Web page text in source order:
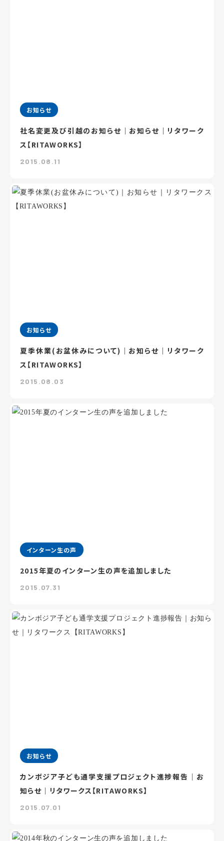
お知らせ
社名変更及び引越のお知らせ｜お知らせ｜リタワーク
ス【RITAWORKS】
2015.08.11
お知らせ
夏季休業(お盆休みについて)｜お知らせ｜リタワーク
ス【RITAWORKS】
2015.08.03
インターン生の声
2015年夏のインターン生の声を追加しました
2015.07.31
お知らせ
カンボジア子ども通学支援プロジェクト進捗報告｜お
知らせ｜リタワークス【RITAWORKS】
2015.07.01